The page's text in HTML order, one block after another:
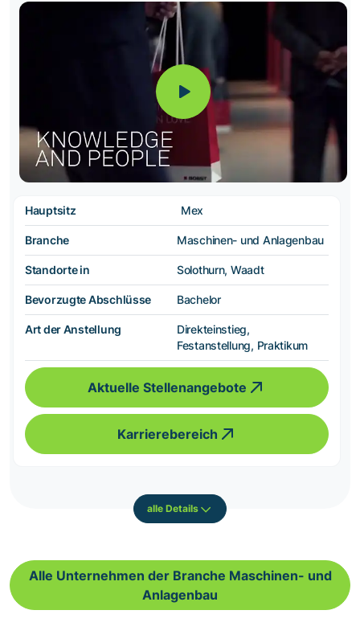
Hauptsitz Mex
Branche Maschinen- und Anlagenbau
Standorte in Solothurn, Waadt
Bevorzugte Abschlüsse Bachelor
Art der Anstellung
Direkteinstieg,
Festanstellung, Praktikum
Aktuelle Stellenangebote
Karrierebereich
alle Details
Alle Unternehmen der Branche Maschinen- und
Anlagenbau